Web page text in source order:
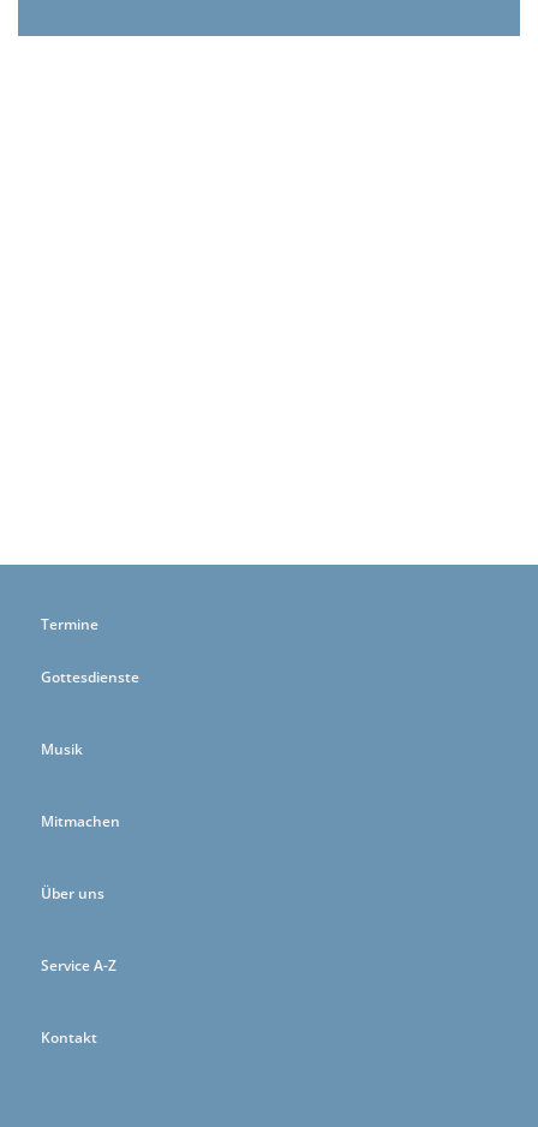
Termine
Gottesdienste
Musik
Mitmachen
Über uns
Service A-Z
Kontakt